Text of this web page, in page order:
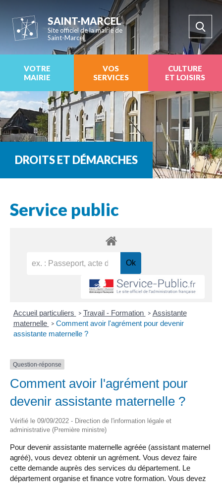
SAINT-MARCEL
Site officiel de la mairie de
Saint-Marcel
VOTRE
MAIRIE
VOS
SERVICES
CULTURE
ET LOISIRS
DROITS ET DÉMARCHES
Service public
Accueil particuliers > Travail - Formation > Assistante
maternelle > Comment avoir l'agrément pour devenir
assistante maternelle ?
Question-réponse
Comment avoir l'agrément pour
devenir assistante maternelle ?
Vérifié le 09/09/2022 - Direction de l'information légale et
administrative (Première ministre)
Pour devenir assistante maternelle agréée (assistant maternel
agréé), vous devez obtenir un agrément. Vous devez faire
cette demande auprès des services du département. Le
département organise et finance votre formation. Vous devez